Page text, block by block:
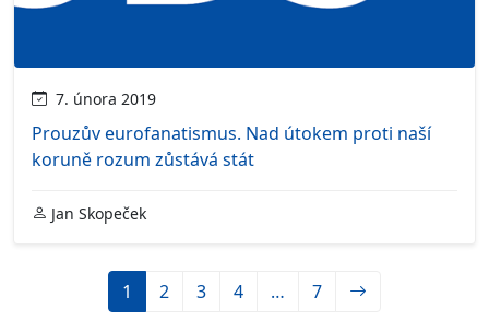
7. února 2019
Prouzův eurofanatismus. Nad útokem proti naší
koruně rozum zůstává stát
Jan Skopeček
1 2 3 4 … 7